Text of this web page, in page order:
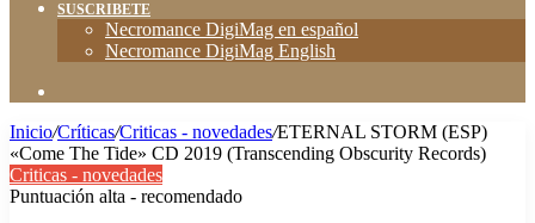
SUSCRIBETE
Necromance DigiMag en español
Necromance DigiMag English
Inicio/Críticas/Criticas - novedades/ETERNAL STORM (ESP)
«Come The Tide» CD 2019 (Transcending Obscurity Records)
Criticas - novedades
Puntuación alta - recomendado